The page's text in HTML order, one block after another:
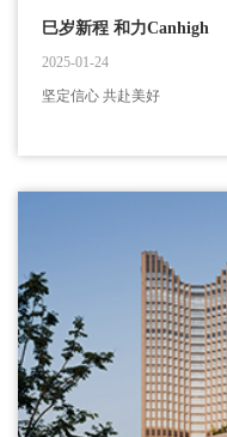
巳岁新程 和力Canhigh
2025-01-24
坚定信心 共赴美好